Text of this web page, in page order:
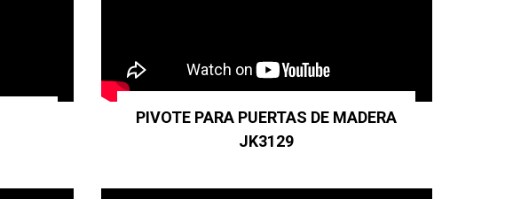
PIVOTE PARA PUERTAS DE MADERA
JK3129